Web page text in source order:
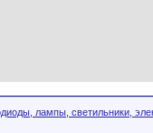
лампы, светильники,